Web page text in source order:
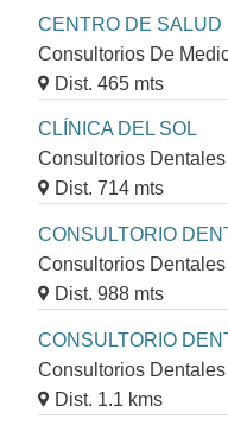
CENTRO DE SALUD
Consultorios De
Dist. 465 mts
CLÍNICA DEL SOL
Consultorios
Dist. 714 mts
CONSULTORIO
Consultorios
Dist. 988 mts
CONSULTORIO
Consultorios
Dist. 1.1 kms